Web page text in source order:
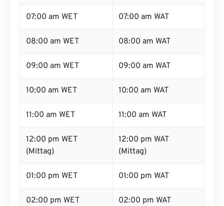
07:00 am WET 07:00 am WAT
08:00 am WET 08:00 am WAT
09:00 am WET 09:00 am WAT
10:00 am WET 10:00 am WAT
11:00 am WET 11:00 am WAT
12:00 pm WET
(Mittag)
12:00 pm WAT
(Mittag)
01:00 pm WET 01:00 pm WAT
02:00 pm WET 02:00 pm WAT